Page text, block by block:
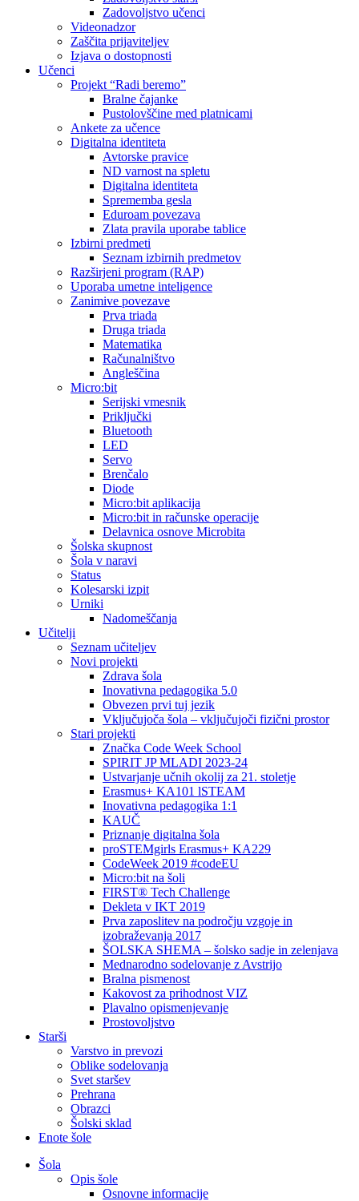
Zadovoljstvo učenci
Videonadzor
Zaščita prijaviteljev
Izjava o dostopnosti
Učenci
Projekt “Radi beremo”
Bralne čajanke
Pustolovščine med platnicami
Ankete za učence
Digitalna identiteta
Avtorske pravice
ND varnost na spletu
Digitalna identiteta
Sprememba gesla
Eduroam povezava
Zlata pravila uporabe tablice
Izbirni predmeti
Seznam izbirnih predmetov
Razširjeni program (RAP)
Uporaba umetne inteligence
Zanimive povezave
Prva triada
Druga triada
Matematika
Računalništvo
Angleščina
Micro:bit
Serijski vmesnik
Priključki
Bluetooth
LED
Servo
Brenčalo
Diode
Micro:bit aplikacija
Micro:bit in računske operacije
Delavnica osnove Microbita
Šolska skupnost
Šola v naravi
Status
Kolesarski izpit
Urniki
Nadomeščanja
Učitelji
Seznam učiteljev
Novi projekti
Zdrava šola
Inovativna pedagogika 5.0
Obvezen prvi tuj jezik
Vključujoča šola – vključujoči fizični prostor
Stari projekti
Značka Code Week School
SPIRIT JP MLADI 2023-24
Ustvarjanje učnih okolij za 21. stoletje
Erasmus+ KA101 lSTEAM
Inovativna pedagogika 1:1
KAUČ
Priznanje digitalna šola
proSTEMgirls Erasmus+ KA229
CodeWeek 2019 #codeEU
Micro:bit na šoli
FIRST® Tech Challenge
Dekleta v IKT 2019
Prva zaposlitev na področju vzgoje in
izobraževanja 2017
ŠOLSKA SHEMA – šolsko sadje in zelenjava
Mednarodno sodelovanje z Avstrijo
Bralna pismenost
Kakovost za prihodnost VIZ
Plavalno opismenjevanje
Prostovoljstvo
Starši
Varstvo in prevozi
Oblike sodelovanja
Svet staršev
Prehrana
Obrazci
Šolski sklad
Enote šole
Šola
Opis šole
Osnovne informacije